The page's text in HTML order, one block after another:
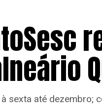
sexta até dezembro;